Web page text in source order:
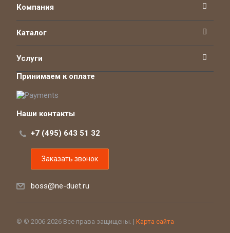
Компания
Каталог
Услуги
Принимаем к оплате
Наши контакты
+7 (495) 643 51 32
Заказать звонок
boss@ne-duet.ru
© © 2006-2026 Все права защищены. | Карта сайта